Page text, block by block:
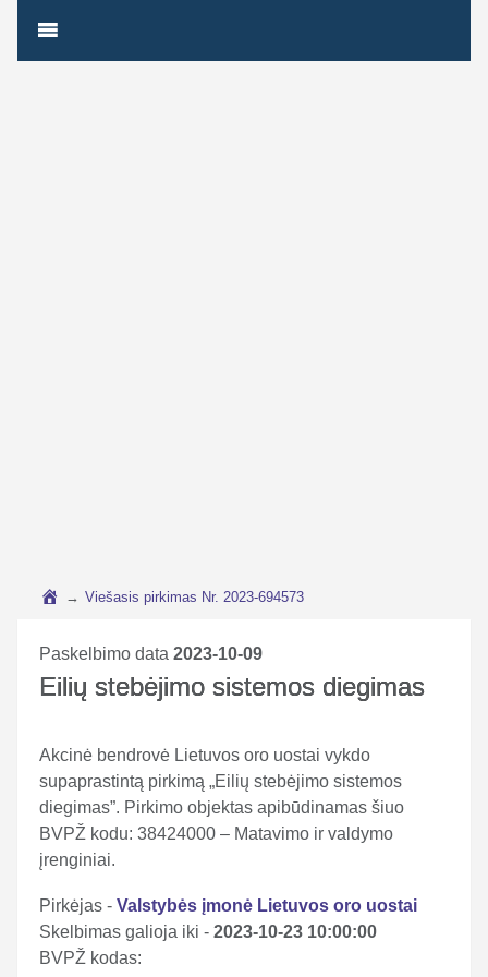
→ Viešasis pirkimas Nr. 2023-694573
Paskelbimo data 2023-10-09
Eilių stebėjimo sistemos diegimas
Akcinė bendrovė Lietuvos oro uostai vykdo
supaprastintą pirkimą „Eilių stebėjimo sistemos
diegimas”. Pirkimo objektas apibūdinamas šiuo
BVPŽ kodu: 38424000 – Matavimo ir valdymo
įrenginiai.
Pirkėjas - Valstybės įmonė Lietuvos oro uostai
Skelbimas galioja iki - 2023-10-23 10:00:00
BVPŽ kodas: